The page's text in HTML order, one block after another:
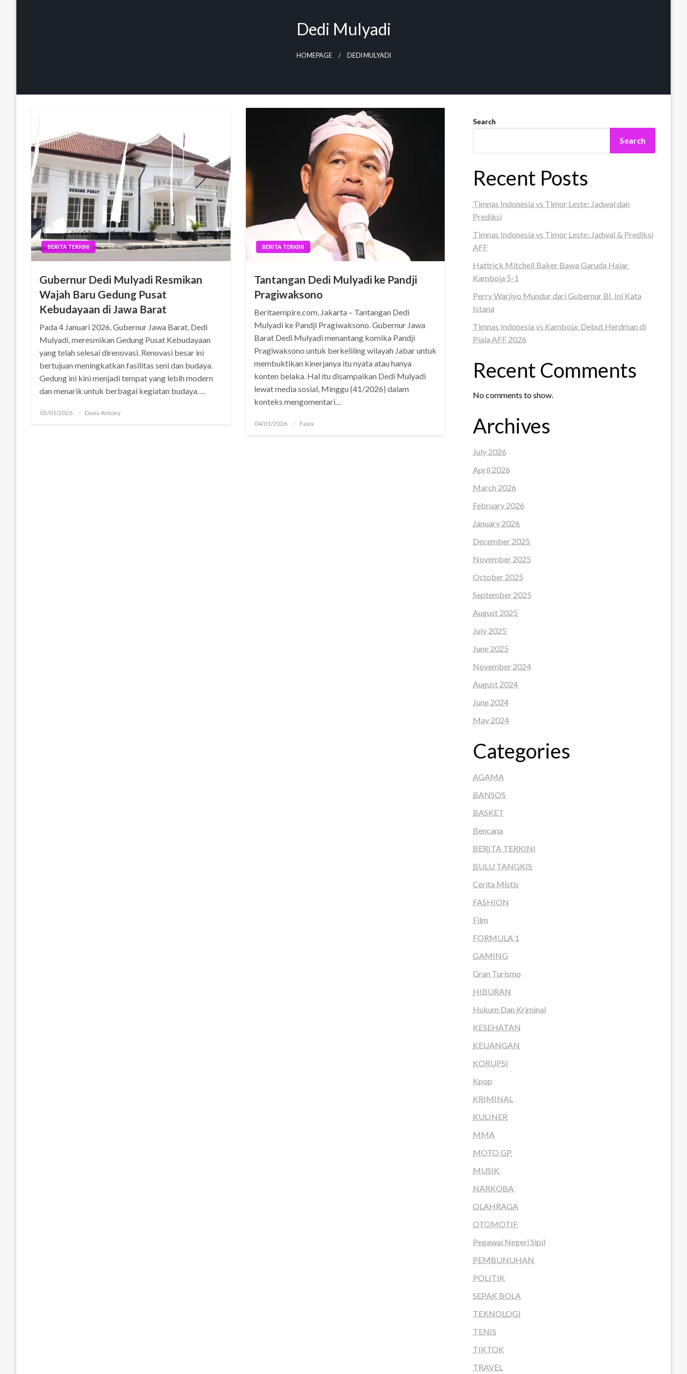
Dedi Mulyadi
HOMEPAGE DEDI MULYADI
BERITA TERKINI
Gubernur Dedi Mulyadi Resmikan
Wajah Baru Gedung Pusat
Kebudayaan di Jawa Barat
Pada 4 Januari 2026, Gubernur Jawa Barat, Dedi
Mulyadi, meresmikan Gedung Pusat Kebudayaan
yang telah selesai direnovasi. Renovasi besar ini
bertujuan meningkatkan fasilitas seni dan budaya.
Gedung ini kini menjadi tempat yang lebih modern
dan menarik untuk berbagai kegiatan budaya….
Posted
05/01/2026 Davis Antony
BERITA TERKINI
Tantangan Dedi Mulyadi ke Pandji
Pragiwaksono
Beritaempire.com, Jakarta – Tantangan Dedi
Mulyadi ke Pandji Pragiwaksono. Gubernur Jawa
Barat Dedi Mulyadi menantang komika Pandji
Pragiwaksono untuk berkeliling wilayah Jabar untuk
membuktikan kinerjanya itu nyata atau hanya
konten belaka. Hal itu disampaikan Dedi Mulyadi
lewat media sosial, Minggu (41/2026) dalam
konteks mengomentari…
Posted
04/01/2026 Faxia
Search
Search
Recent Posts
Timnas Indonesia vs Timor Leste: Jadwal dan
Prediksi
Timnas Indonesia vs Timor Leste: Jadwal & Prediksi
AFF
Hattrick Mitchell Baker Bawa Garuda Hajar
Kamboja 5-1
Perry Warjiyo Mundur dari Gubernur BI, Ini Kata
Istana
Timnas Indonesia vs Kamboja: Debut Herdman di
Piala AFF 2026
Recent Comments
No comments to show.
Archives
July 2026
April 2026
March 2026
February 2026
January 2026
December 2025
November 2025
October 2025
September 2025
August 2025
July 2025
June 2025
November 2024
August 2024
June 2024
May 2024
Categories
AGAMA
BANSOS
BASKET
Bencana
BERITA TERKINI
BULU TANGKIS
Cerita Mistis
FASHION
Film
FORMULA 1
GAMING
Gran Turismo
HIBURAN
Hukum Dan Kriminal
KESEHATAN
KEUANGAN
KORUPSI
Kpop
KRIMINAL
KULINER
MMA
MOTO GP
MUSIK
NARKOBA
OLAHRAGA
OTOMOTIF
Pegawai Negeri Sipil
PEMBUNUHAN
POLITIK
SEPAK BOLA
TEKNOLOGI
TENIS
TIKTOK
TRAVEL